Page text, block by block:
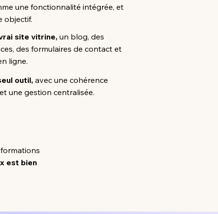
une fonctionnalité intégrée, et
objectif.
site vitrine, un blog, des
des formulaires de contact et
ligne.
outil, avec une cohérence
une gestion centralisée.
est bien